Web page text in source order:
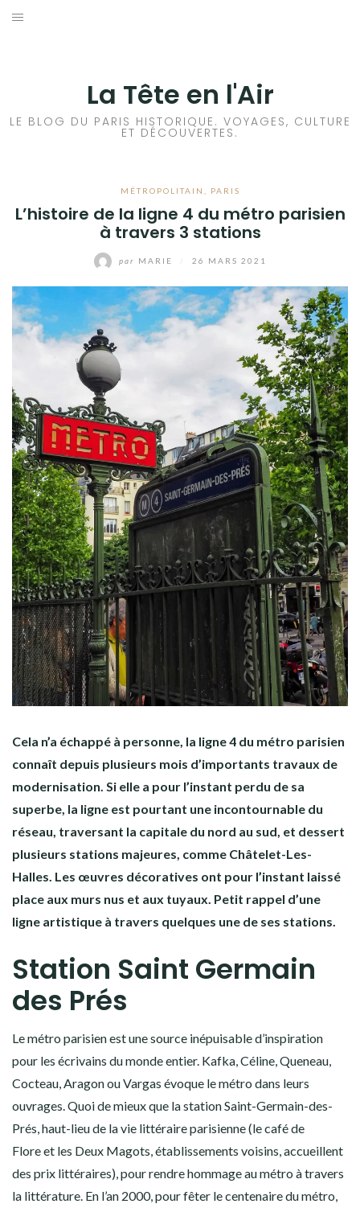
Aller
La Tête en l'Air
LE BLOG DU PARIS HISTORIQUE. VOYAGES, CULTURE
ET DÉCOUVERTES.
MÉTROPOLITAIN PARIS
L’histoire de la ligne 4 du métro parisien
à travers 3 stations
par MARIE 26 MARS 2021
Cela n’a échappé à personne, la ligne 4 du métro parisien
connaît depuis plusieurs mois d’importants travaux de
modernisation. Si elle a pour l’instant perdu de sa
superbe, la ligne est pourtant une incontournable du
réseau, traversant la capitale du nord au sud, et dessert
plusieurs stations majeures, comme Châtelet-Les-
Halles. Les œuvres décoratives ont pour l’instant laissé
place aux murs nus et aux tuyaux. Petit rappel d’une
ligne artistique à travers quelques une de ses stations.
Station Saint Germain
des Prés
Le métro parisien est une source inépuisable d’inspiration
pour les écrivains du monde entier. Kafka, Céline, Queneau,
Cocteau, Aragon ou Vargas évoque le métro dans leurs
ouvrages. Quoi de mieux que la station Saint-Germain-des-
Prés, haut-lieu de la vie littéraire parisienne (le café de
Flore et les Deux Magots, établissements voisins, accueillent
des prix littéraires), pour rendre hommage au métro à travers
la littérature. En l’an 2000, pour fêter le centenaire du métro,
HISTOIRES EN ILE DE FRANCE